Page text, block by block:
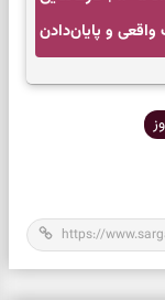
و پایان‌دادن